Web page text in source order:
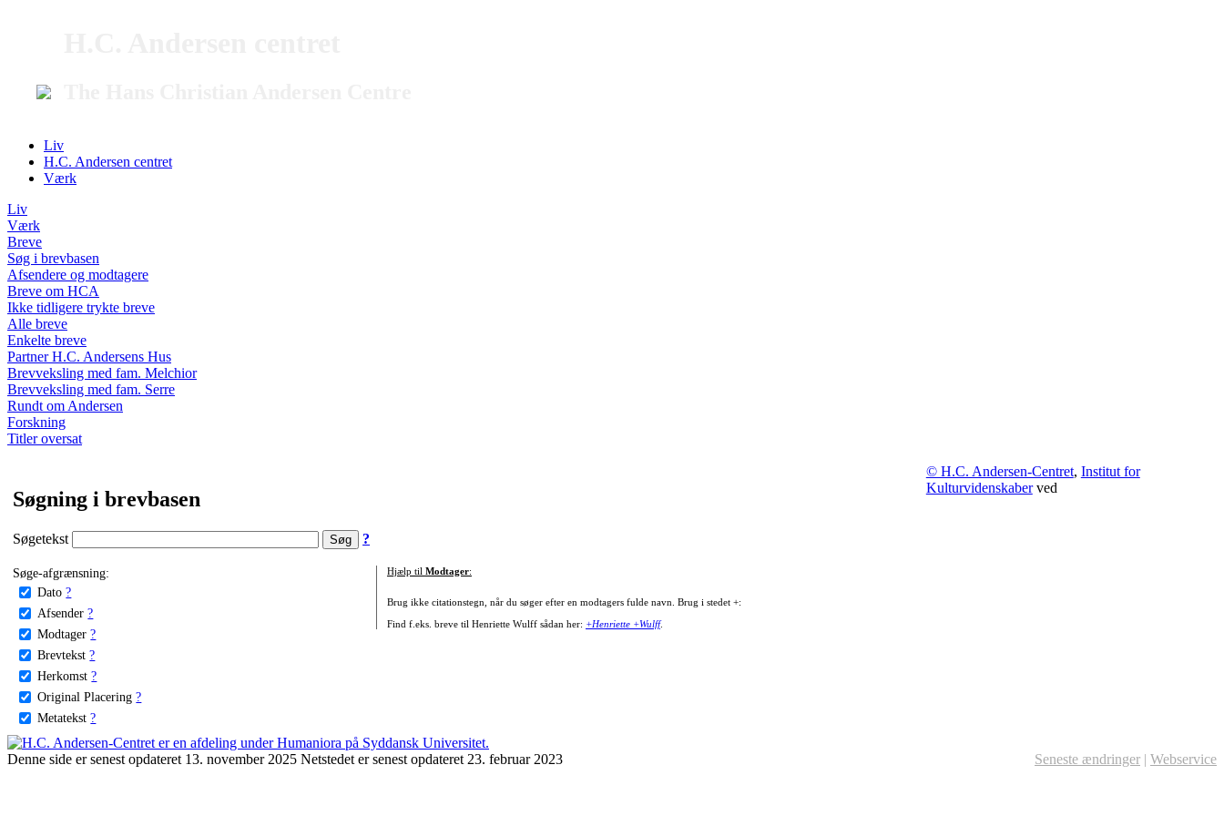
Liv
H.C. Andersen centret
Værk
Liv
Værk
Breve
Søg i brevbasen
Afsendere og modtagere
Breve om HCA
Ikke tidligere trykte breve
Alle breve
Enkelte breve
Partner H.C. Andersens Hus
Brevveksling med fam. Melchior
Brevveksling med fam. Serre
Rundt om Andersen
Forskning
Titler oversat
Søgning i brevbasen
Søgetekst ?
Søge-afgrænsning:
Dato ?
Afsender ?
Modtager ?
Brevtekst ?
Herkomst ?
Original Placering ?
Metatekst ?
Hjælp til Modtager:
Brug ikke citationstegn, når du søger efter en modtagers fulde navn. Brug i stedet +:
Find f.eks. breve til Henriette Wulff sådan her: +Henriette +Wulff.
© H.C. Andersen-Centret, Institut for
Kulturvidenskaberved
Denne side er senest opdateret 13. november 2025 Netstedet er senest opdateret 23. februar 2023 Seneste ændringer | Webservice